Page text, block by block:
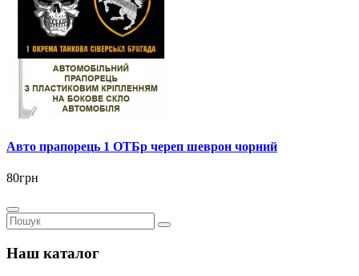
Авто прапорець 1 ОТБр череп шеврон чорний
80грн
Наш каталог